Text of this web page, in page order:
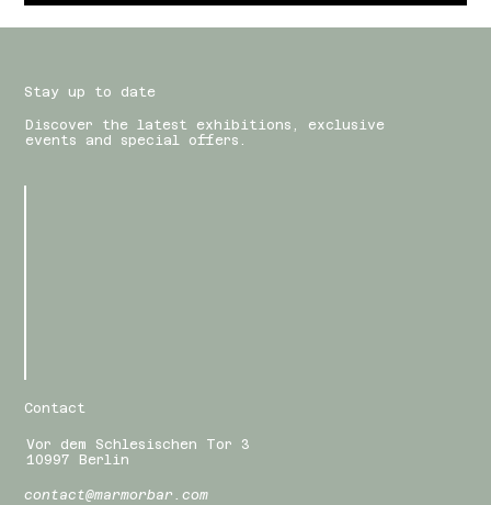
Stay up to date
Discover the latest exhibitions, exclusive
events and special offers.
Contact
Vor dem Schlesischen Tor 3
10997 Berlin
contact@marmorbar.com